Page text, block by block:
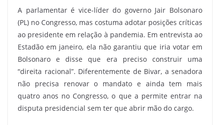
A parlamentar é vice-líder do governo Jair Bolsonaro
(PL) no Congresso, mas costuma adotar posições críticas
ao presidente em relação à pandemia. Em entrevista ao
Estadão em janeiro, ela não garantiu que iria votar em
Bolsonaro e disse que era preciso construir uma
“direita racional”. Diferentemente de Bivar, a senadora
não precisa renovar o mandato e ainda tem mais
quatro anos no Congresso, o que a permite entrar na
disputa presidencial sem ter que abrir mão do cargo.